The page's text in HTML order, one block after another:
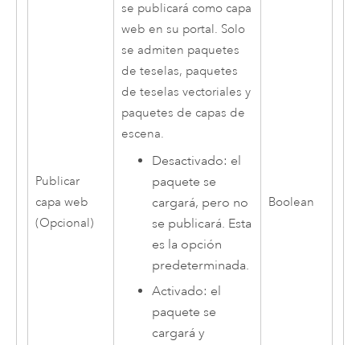
Publicar
capa web
(Opcional)
se publicará como capa
web en su portal. Solo
se admiten paquetes
de teselas, paquetes
de teselas vectoriales y
paquetes de capas de
escena.
Desactivado: el
paquete se
cargará, pero no
se publicará. Esta
es la opción
predeterminada.
Activado: el
paquete se
cargará y
Boolean